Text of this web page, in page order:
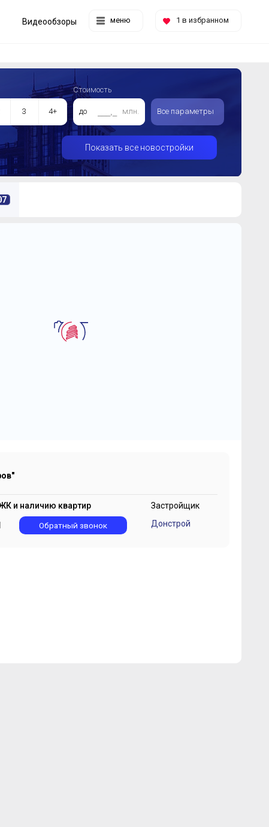
меню 1 в избранном
Видеообзоры
3 4+
Стоимость
до млн. Все параметры
Показать все новостройки
и наличию квартир
Обратный звонок
Застройщик
Донстрой